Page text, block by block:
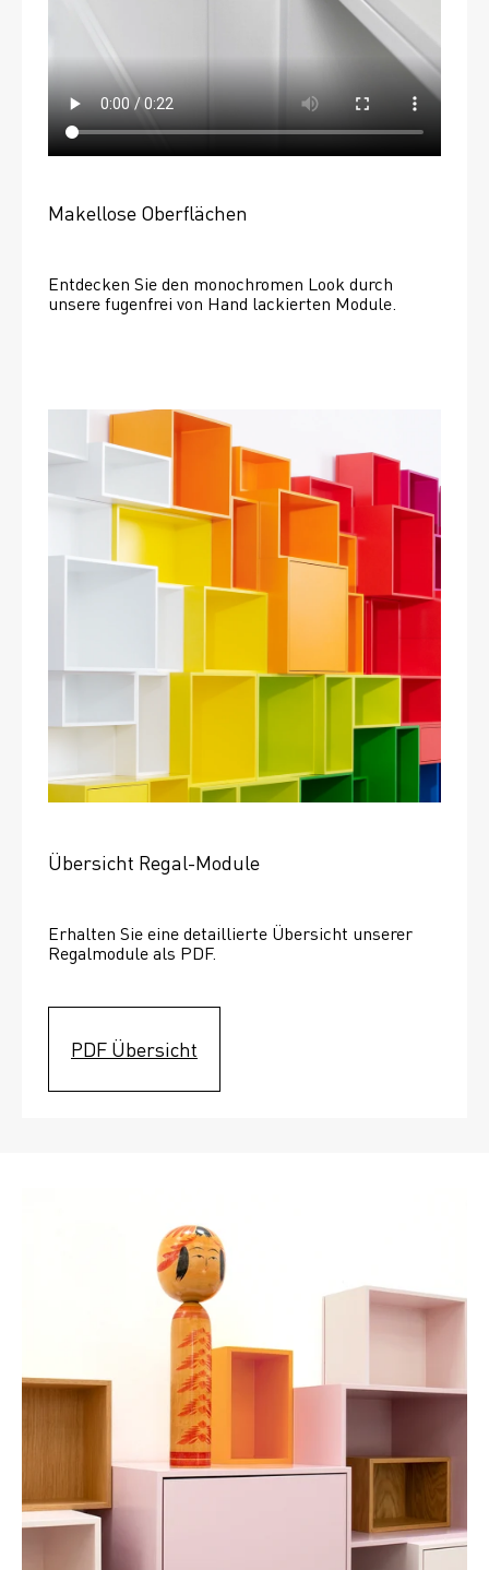
Makellose Oberflächen
Entdecken Sie den monochromen Look durch
unsere fugenfrei von Hand lackierten Module.
Übersicht Regal-Module
Erhalten Sie eine detaillierte Übersicht unserer
Regalmodule als PDF.
PDF Übersicht